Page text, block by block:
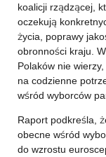
koalicji rządzącej,
oczekują
życia, poprawy
obronności kraju.
Polaków nie
na codzienne
wśród wyborców
Raport podkreśla,
obecne wśród
do wzrostu